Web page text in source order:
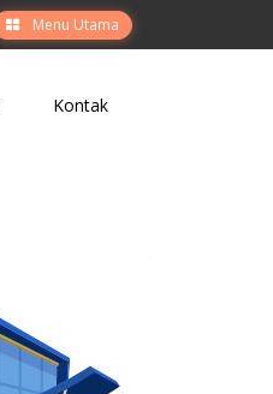
Menu Utama
Kontak